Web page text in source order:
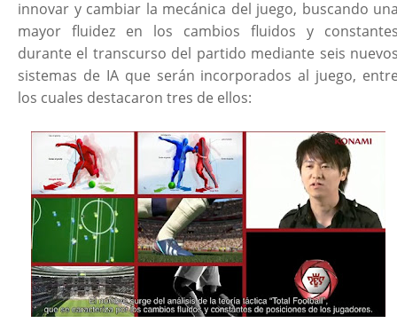
innovar y cambiar la mecánica del juego, buscando
mayor fluidez en los cambios fluidos y
durante el transcurso del partido mediante seis
sistemas de IA que serán incorporados al juego,
los cuales destacaron tres de ellos: